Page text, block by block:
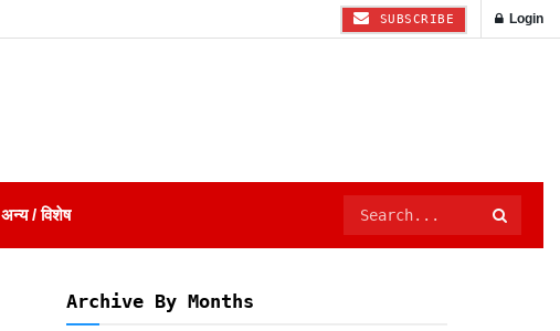
SUBSCRIBE Login
अन्य / विशेष
Archive By Months